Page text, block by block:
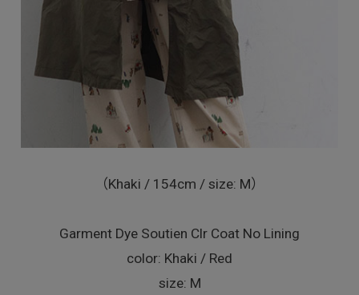
（Khaki / 154cm / size: M）
Garment Dye Soutien Clr Coat No Lining
color: Khaki / Red
size: M